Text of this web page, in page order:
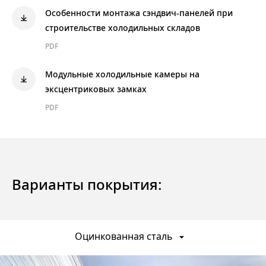
Особенности монтажа сэндвич-панелей при
строительстве холодильных складов
PDF
Модульные холодильные камеры на
эксцентриковых замках
PDF
Варианты покрытия:
Оцинкованная сталь